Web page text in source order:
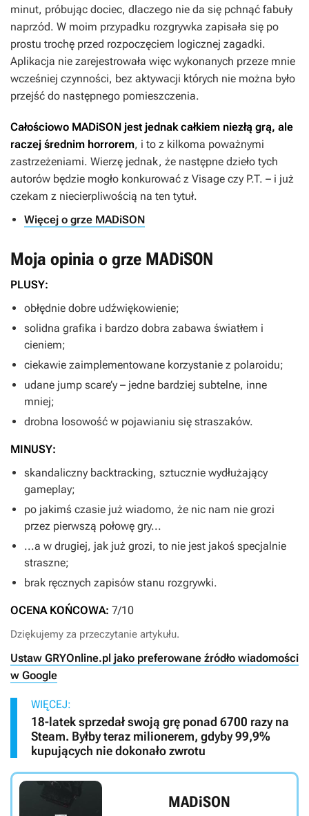
minut, próbując dociec, dlaczego nie da się pchnąć fabuły
naprzód. W moim przypadku rozgrywka zapisała się po
prostu trochę przed rozpoczęciem logicznej zagadki.
Aplikacja nie zarejestrowała więc wykonanych przeze mnie
wcześniej czynności, bez aktywacji których nie można było
przejść do następnego pomieszczenia.
Całościowo MADiSON jest jednak całkiem niezłą grą, ale
raczej średnim horrorem, i to z kilkoma poważnymi
zastrzeżeniami. Wierzę jednak, że następne dzieło tych
autorów będzie mogło konkurować z Visage czy P.T. – i już
czekam z niecierpliwością na ten tytuł.
Więcej o grze MADiSON
Moja opinia o grze MADiSON
PLUSY:
obłędnie dobre udźwiękowienie;
solidna grafika i bardzo dobra zabawa światłem i
cieniem;
ciekawie zaimplementowane korzystanie z polaroidu;
udane jump scare’y – jedne bardziej subtelne, inne
mniej;
drobna losowość w pojawianiu się straszaków.
MINUSY:
skandaliczny backtracking, sztucznie wydłużający
gameplay;
po jakimś czasie już wiadomo, że nic nam nie grozi
przez pierwszą połowę gry...
...a w drugiej, jak już grozi, to nie jest jakoś specjalnie
straszne;
brak ręcznych zapisów stanu rozgrywki.
OCENA KOŃCOWA: 7/10
Dziękujemy za przeczytanie artykułu.
Ustaw GRYOnline.pl jako preferowane źródło wiadomości
w Google
WIĘCEJ:
18-latek sprzedał swoją grę ponad 6700 razy na
Steam. Byłby teraz milionerem, gdyby 99,9%
kupujących nie dokonało zwrotu
MADiSON